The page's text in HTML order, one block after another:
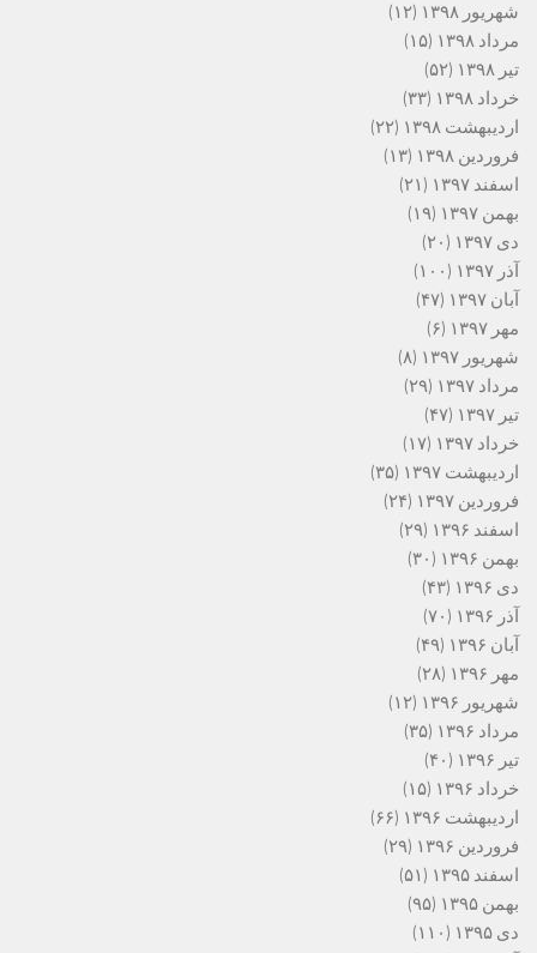
شهریور ۱۳۹۸
(۱۲)
مرداد ۱۳۹۸
(۱۵)
تیر ۱۳۹۸
(۵۲)
خرداد ۱۳۹۸
(۳۳)
اردیبهشت ۱۳۹۸
(۲۲)
فروردین ۱۳۹۸
(۱۳)
اسفند ۱۳۹۷
(۲۱)
بهمن ۱۳۹۷
(۱۹)
دی ۱۳۹۷
(۲۰)
آذر ۱۳۹۷
(۱۰۰)
آبان ۱۳۹۷
(۴۷)
مهر ۱۳۹۷
(۶)
شهریور ۱۳۹۷
(۸)
مرداد ۱۳۹۷
(۲۹)
تیر ۱۳۹۷
(۴۷)
خرداد ۱۳۹۷
(۱۷)
اردیبهشت ۱۳۹۷
(۳۵)
فروردین ۱۳۹۷
(۲۴)
اسفند ۱۳۹۶
(۲۹)
بهمن ۱۳۹۶
(۳۰)
دی ۱۳۹۶
(۴۳)
آذر ۱۳۹۶
(۷۰)
آبان ۱۳۹۶
(۴۹)
مهر ۱۳۹۶
(۲۸)
شهریور ۱۳۹۶
(۱۲)
مرداد ۱۳۹۶
(۳۵)
تیر ۱۳۹۶
(۴۰)
خرداد ۱۳۹۶
(۱۵)
اردیبهشت ۱۳۹۶
(۶۶)
فروردین ۱۳۹۶
(۲۹)
اسفند ۱۳۹۵
(۵۱)
بهمن ۱۳۹۵
(۹۵)
دی ۱۳۹۵
(۱۱۰)